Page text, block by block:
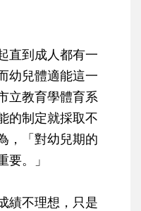
直到成人都有一
幼兒體適能這一
立教育學體育系
的制定就採取不
，「對幼兒期的
。」
績不理想，只是